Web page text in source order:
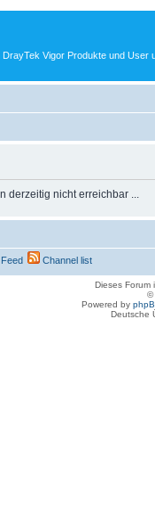
Vigor Produkte und User
derzeitig nicht erreichbar ...
Channel list
Dieses
©
Powered by
Deutsche